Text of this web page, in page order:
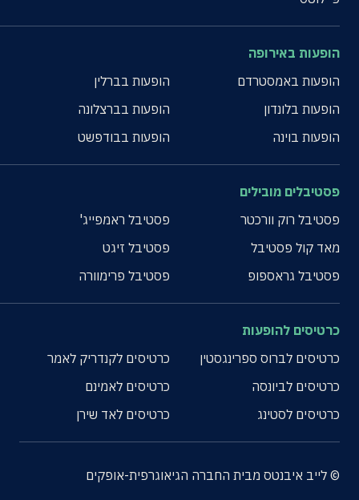
הופעות באירופה
הופעות באמסטרדם
הופעות בברלין
הופעות בלונדון
הופעות בברצלונה
הופעות בוינה
הופעות בבודפשט
פסטיבלים מובילים
פסטיבל רוק וורכטר
פסטיבל ראמפייג'
מאד קול פסטיבל
פסטיבל זיגט
פסטיבל גראספופ
פסטיבל פרימוורה
כרטיסים להופעות
כרטיסים לברוס ספרינגסטין
כרטיסים לקנדריק לאמר
כרטיסים לביונסה
כרטיסים לאמינם
כרטיסים לסטינג
כרטיסים לאד שירן
© לייב איבנטס מבית החברה הגיאוגרפית-אופקים